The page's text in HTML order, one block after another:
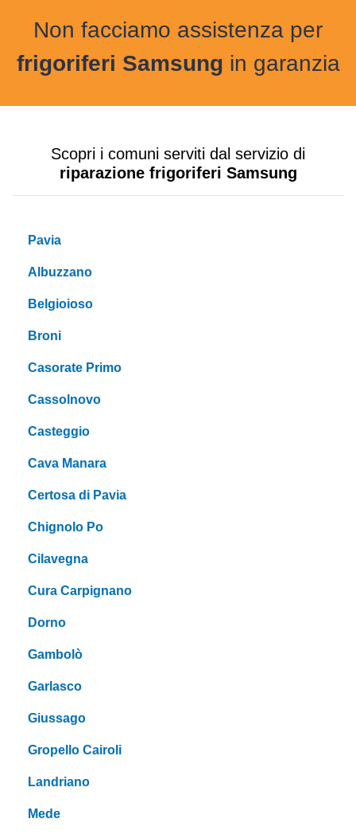
Non facciamo assistenza per
frigoriferi Samsung in garanzia
Scopri i comuni serviti dal servizio di
riparazione frigoriferi Samsung
Pavia
Albuzzano
Belgioioso
Broni
Casorate Primo
Cassolnovo
Casteggio
Cava Manara
Certosa di Pavia
Chignolo Po
Cilavegna
Cura Carpignano
Dorno
Gambolò
Garlasco
Giussago
Gropello Cairoli
Landriano
Mede